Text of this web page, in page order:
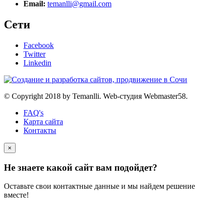
Email: temanlli@gmail.com
Сети
Facebook
Twitter
Linkedin
© Copyright 2018 by Temanlli. Web-студия Webmaster58.
FAQ's
Карта сайта
Контакты
×
Не знаете какой сайт вам подойдет?
Оставьте свои контактные данные и мы найдем решение
вместе!